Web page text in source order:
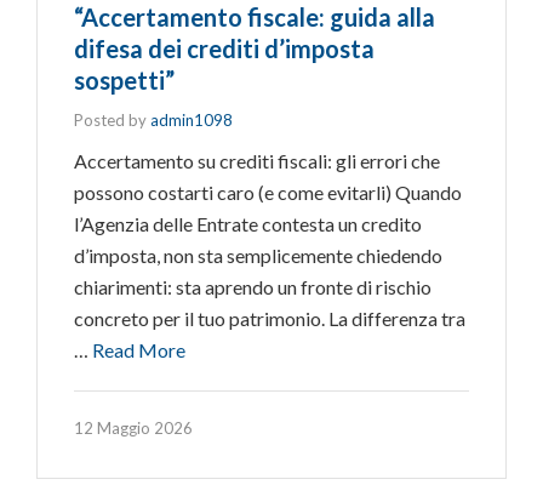
“Accertamento fiscale: guida alla
difesa dei crediti d’imposta
sospetti”
Posted byadmin1098
Accertamento su crediti fiscali: gli errori che
possono costarti caro (e come evitarli) Quando
l’Agenzia delle Entrate contesta un credito
d’imposta, non sta semplicemente chiedendo
chiarimenti: sta aprendo un fronte di rischio
concreto per il tuo patrimonio. La differenza tra
Read More
12 Maggio 2026